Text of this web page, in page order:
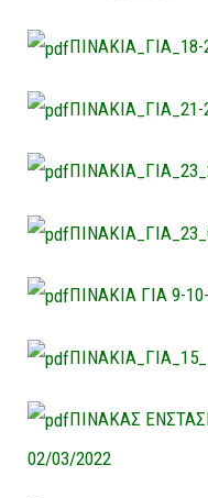
ΠΙΝΑΚΙΑ_ΓΙΑ_18-
ΠΙΝΑΚΙΑ ΓΙΑ 9-
ΠΙΝΑΚΑΣ
02/03/2022